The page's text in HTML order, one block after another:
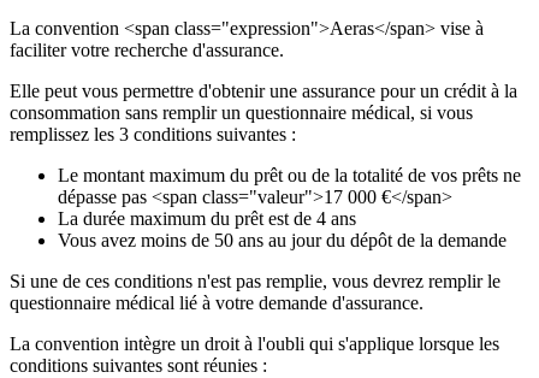
La convention <span class="expression">Aeras</span> vise à
faciliter votre recherche d'assurance.
Elle peut vous permettre d'obtenir une assurance pour un crédit à la
consommation sans remplir un questionnaire médical, si vous
remplissez les 3 conditions suivantes :
Le montant maximum du prêt ou de la totalité de vos prêts ne
dépasse pas <span class="valeur">17 000 €</span>
La durée maximum du prêt est de 4 ans
Vous avez moins de 50 ans au jour du dépôt de la demande
Si une de ces conditions n'est pas remplie, vous devrez remplir le
questionnaire médical lié à votre demande d'assurance.
La convention intègre un droit à l'oubli qui s'applique lorsque les
conditions suivantes sont réunies :